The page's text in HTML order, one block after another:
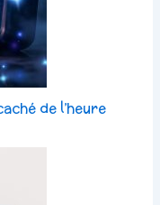
de l’heure